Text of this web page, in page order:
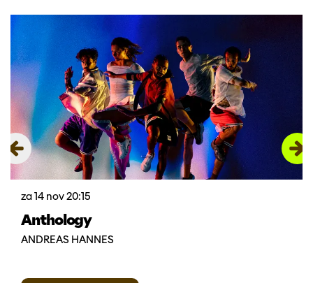
Anthology
ANDREAS HANNES
za 14 nov20:15